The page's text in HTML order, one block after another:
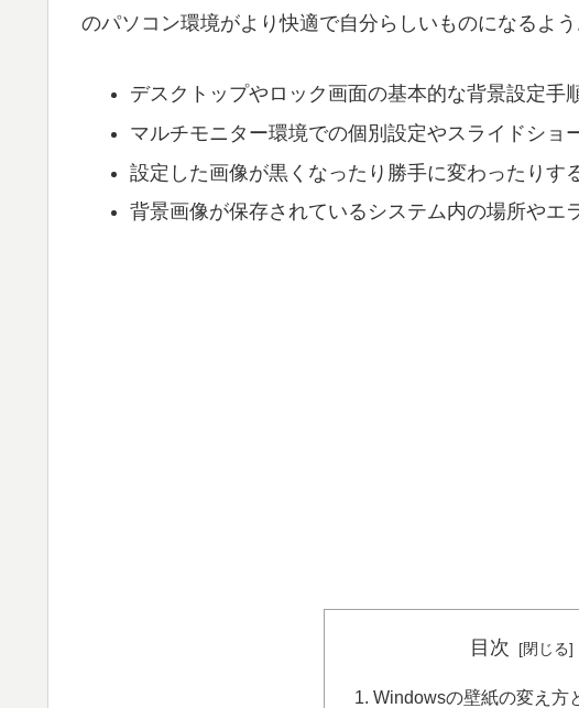
のパソコン環境がより快適で自分らしいものになるよ
デスクトップやロック画面の基本的な背景設定手
マルチモニター環境での個別設定やスライドショ
設定した画像が黒くなったり勝手に変わったりす
背景画像が保存されているシステム内の場所やエ
目次
Windowsの壁紙の変え方